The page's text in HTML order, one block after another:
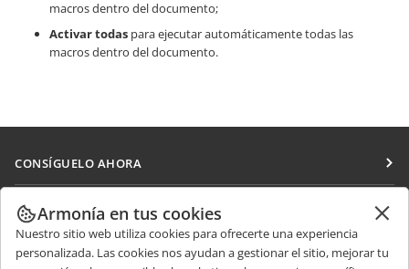
macros dentro del documento;
Activar todas para ejecutar automáticamente todas las
macros dentro del documento.
CONSÍGUELO AHORA
Docs
DocSpace
Workspace
COLABORAR
Para colaboradores
RECIBIR NOTICIAS
Armonía en tus cookies
Nuestro sitio web utiliza cookies para ofrecerte una experiencia
personalizada. Las cookies nos ayudan a gestionar el sitio, mejorar tu